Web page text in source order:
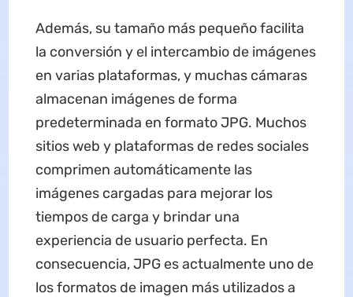
Además, su tamaño más pequeño facilita
la conversión y el intercambio de imágenes
en varias plataformas, y muchas cámaras
almacenan imágenes de forma
predeterminada en formato JPG. Muchos
sitios web y plataformas de redes sociales
comprimen automáticamente las
imágenes cargadas para mejorar los
tiempos de carga y brindar una
experiencia de usuario perfecta. En
consecuencia, JPG es actualmente uno de
los formatos de imagen más utilizados a